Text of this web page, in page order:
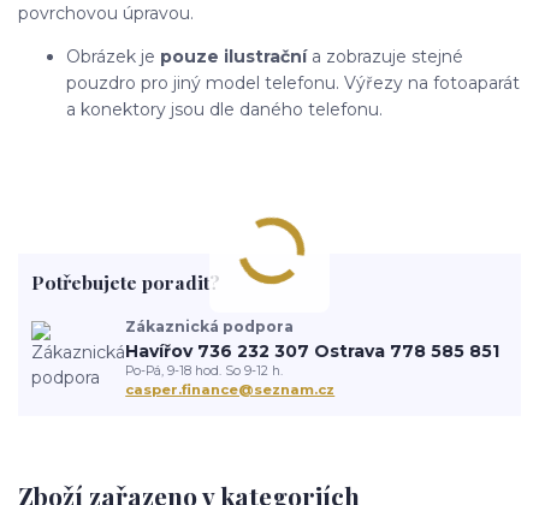
povrchovou úpravou.
Obrázek je pouze ilustrační a zobrazuje stejné
pouzdro pro jiný model telefonu. Výřezy na fotoaparát
a konektory jsou dle daného telefonu.
Zboží zařazeno v kategoriích
Potřebujete poradit?
Zákaznická podpora
Havířov 736 232 307 Ostrava 778 585 851
Po-Pá, 9-18 hod. So 9-12 h.
casper.finance@seznam.cz